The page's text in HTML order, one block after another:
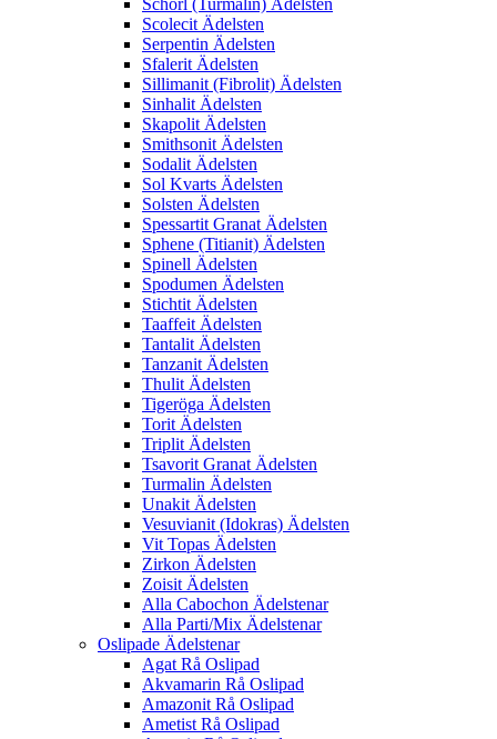
Schörl (Turmalin) Ädelsten
Scolecit Ädelsten
Serpentin Ädelsten
Sfalerit Ädelsten
Sillimanit (Fibrolit) Ädelsten
Sinhalit Ädelsten
Skapolit Ädelsten
Smithsonit Ädelsten
Sodalit Ädelsten
Sol Kvarts Ädelsten
Solsten Ädelsten
Spessartit Granat Ädelsten
Sphene (Titianit) Ädelsten
Spinell Ädelsten
Spodumen Ädelsten
Stichtit Ädelsten
Taaffeit Ädelsten
Tantalit Ädelsten
Tanzanit Ädelsten
Thulit Ädelsten
Tigeröga Ädelsten
Torit Ädelsten
Triplit Ädelsten
Tsavorit Granat Ädelsten
Turmalin Ädelsten
Unakit Ädelsten
Vesuvianit (Idokras) Ädelsten
Vit Topas Ädelsten
Zirkon Ädelsten
Zoisit Ädelsten
Alla Cabochon Ädelstenar
Alla Parti/Mix Ädelstenar
Oslipade Ädelstenar
Agat Rå Oslipad
Akvamarin Rå Oslipad
Amazonit Rå Oslipad
Ametist Rå Oslipad